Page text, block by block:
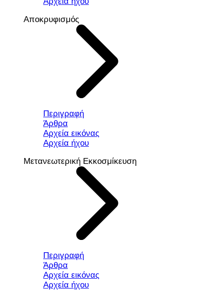
Αποκρυφισμός
Περιγραφή
Άρθρα
Αρχεία εικόνας
Αρχεία ήχου
Μετανεωτερική Εκκοσμίκευση
Περιγραφή
Άρθρα
Αρχεία εικόνας
Αρχεία ήχου